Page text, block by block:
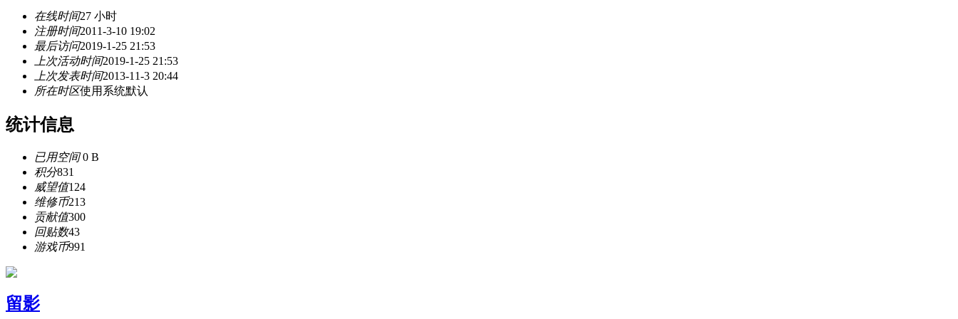
在线时间27 小时
注册时间2011-3-10 19:02
最后访问2019-1-25 21:53
上次活动时间2019-1-25 21:53
上次发表时间2013-11-3 20:44
所在时区使用系统默认
统计信息
已用空间0 B
积分831
威望值124
维修币213
贡献值300
回贴数43
游戏币991
留影